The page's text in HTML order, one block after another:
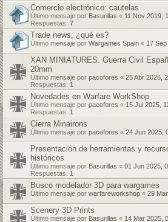
Comercio electrónico: cautelas
Último mensaje por Basurillas « 11 Nov 2019,
Respuestas: 7
Trade news, ¿qué es?
Último mensaje por Wargames Spain « 17
XAN MINIATURES. Guerra Civil
20mm
Último mensaje por pacofores « 25 Abr 2026,
Respuestas: 1
Novedades en Warfare WorkShop
Último mensaje por pacofores « 15 Jul 2025,
Respuestas: 1
Cierra Minairons
Último mensaje por pacofores « 24 Jun 2025,
Presentación de herramientas y
históricos
Último mensaje por Basurillas « 01 Jun 2025,
Respuestas: 1
Busco modelador 3D para wargames
Último mensaje por warfareworkshop « 29
Scenery 3D Prints
Último mensaje por Basurillas « 14 Mar 2025,